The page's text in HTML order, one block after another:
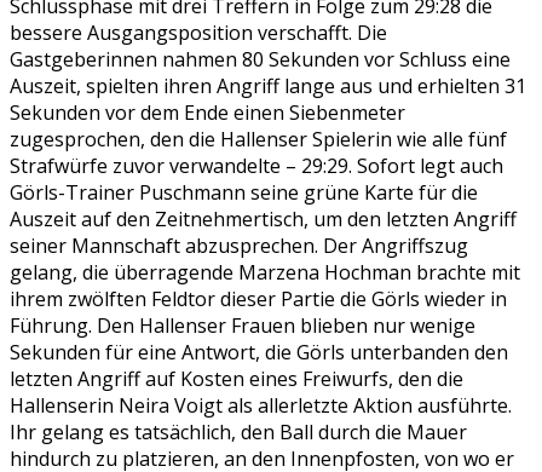
Schlussphase mit drei Treffern in Folge zum 29:28 die
bessere Ausgangsposition verschafft. Die
Gastgeberinnen nahmen 80 Sekunden vor Schluss eine
Auszeit, spielten ihren Angriff lange aus und erhielten 31
Sekunden vor dem Ende einen Siebenmeter
zugesprochen, den die Hallenser Spielerin wie alle fünf
Strafwürfe zuvor verwandelte – 29:29. Sofort legt auch
Görls-Trainer Puschmann seine grüne Karte für die
Auszeit auf den Zeitnehmertisch, um den letzten Angriff
seiner Mannschaft abzusprechen. Der Angriffszug
gelang, die überragende Marzena Hochman brachte mit
ihrem zwölften Feldtor dieser Partie die Görls wieder in
Führung. Den Hallenser Frauen blieben nur wenige
Sekunden für eine Antwort, die Görls unterbanden den
letzten Angriff auf Kosten eines Freiwurfs, den die
Hallenserin Neira Voigt als allerletzte Aktion ausführte.
Ihr gelang es tatsächlich, den Ball durch die Mauer
hindurch zu platzieren, an den Innenpfosten, von wo er